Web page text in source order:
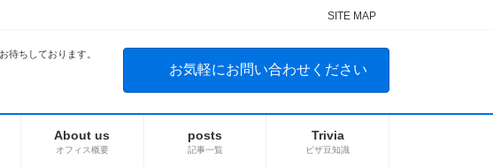
SITE MAP
待ちしております。
お気軽にお問い合わせください
About us
オフィス概要
posts
記事一覧
Trivia
ビザ豆知識